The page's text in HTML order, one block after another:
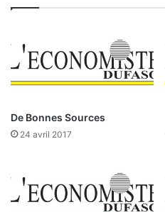
P
e
t
r
.
h
a
n
t
e
n
l
De Bonnes Sources
24 avril 2017